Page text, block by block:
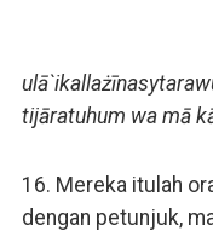
tijāratuhum wa mā
16. Mereka itulah
dengan petunjuk,